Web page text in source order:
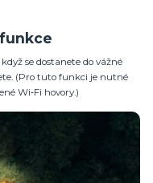
se dostanete do vážné
(Pro tuto funkci je nutné
Wi‑Fi hovory.)